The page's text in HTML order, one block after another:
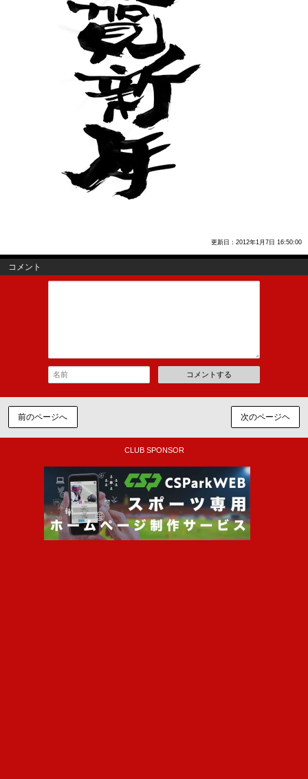
更新日：2012年1月7日 16:50:00
コメント
コメントする
前のページへ 次のページヘ
CLUB SPONSOR